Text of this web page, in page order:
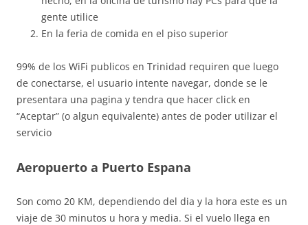
gente utilice
En la feria de comida en el piso superior
99% de los WiFi publicos en Trinidad requiren que luego
de conectarse, el usuario intente navegar, donde se le
presentara una pagina y tendra que hacer click en
“Aceptar” (o algun equivalente) antes de poder utilizar el
servicio
Aeropuerto a Puerto Espana
Son como 20 KM, dependiendo del dia y la hora este es un
viaje de 30 minutos u hora y media. Si el vuelo llega en